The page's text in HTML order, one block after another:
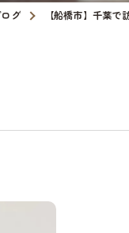
グ 【船橋市】千葉で